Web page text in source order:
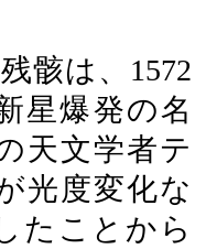
骸は、1572
星爆発の名
天文学者テ
光度変化な
たことから